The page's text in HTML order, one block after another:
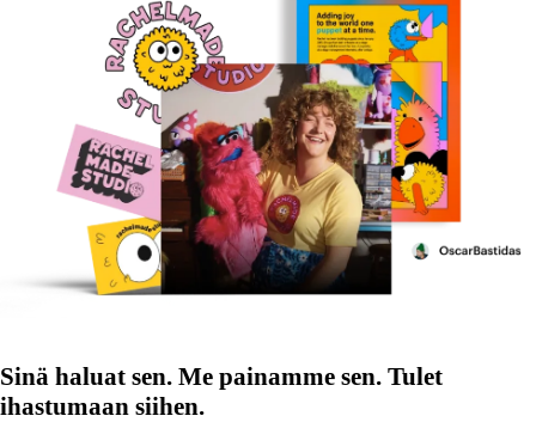
Sinä haluat sen. Me painamme sen. Tulet
ihastumaan siihen.